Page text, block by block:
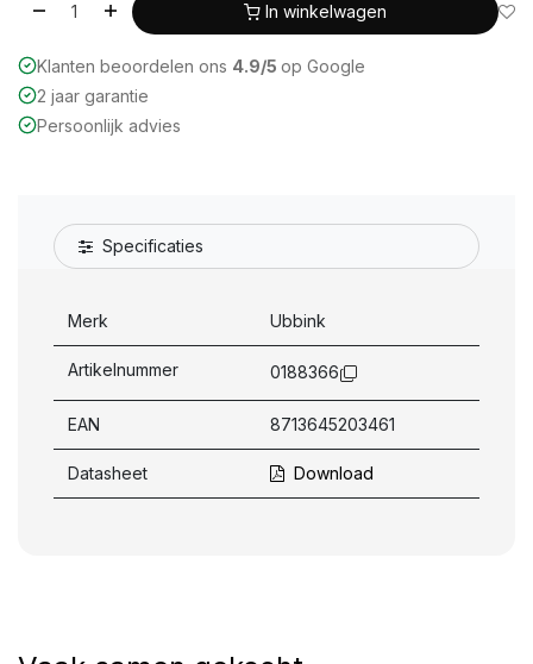
In winkelwagen
Klanten beoordelen ons 4.9/5 op Google
2 jaar garantie
Persoonlijk advies
Specificaties
Merk Ubbink
Artikelnummer 0188366
EAN 8713645203461
Datasheet Download